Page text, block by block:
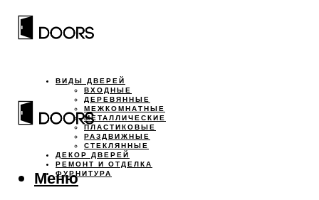
ВИДЫ ДВЕРЕЙ
ВХОДНЫЕ
ДЕРЕВЯННЫЕ
МЕЖКОМНАТНЫЕ
МЕТАЛЛИЧЕСКИЕ
ПЛАСТИКОВЫЕ
РАЗДВИЖНЫЕ
СТЕКЛЯННЫЕ
ДЕКОР ДВЕРЕЙ
РЕМОНТ И ОТДЕЛКА
ФУРНИТУРА
Меню